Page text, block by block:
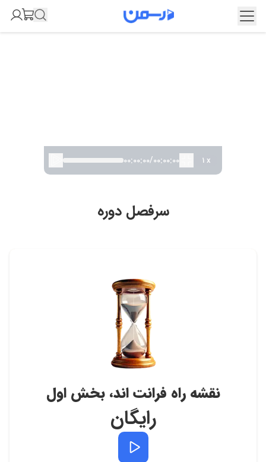
00:00:00/00:00:00 1x
سرفصل دوره
نقشه راه فرانت اند، بخش اول
رایگان